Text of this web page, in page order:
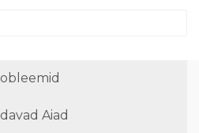
Aiad